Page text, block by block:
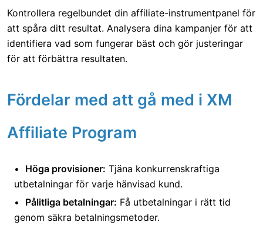
Kontrollera regelbundet din affiliate-instrumentpanel för
att spåra ditt resultat. Analysera dina kampanjer för att
identifiera vad som fungerar bäst och gör justeringar
för att förbättra resultaten.
Fördelar med att gå med i XM
Affiliate Program
Höga provisioner: Tjäna konkurrenskraftiga
utbetalningar för varje hänvisad kund.
Pålitliga betalningar: Få utbetalningar i rätt tid
genom säkra betalningsmetoder.